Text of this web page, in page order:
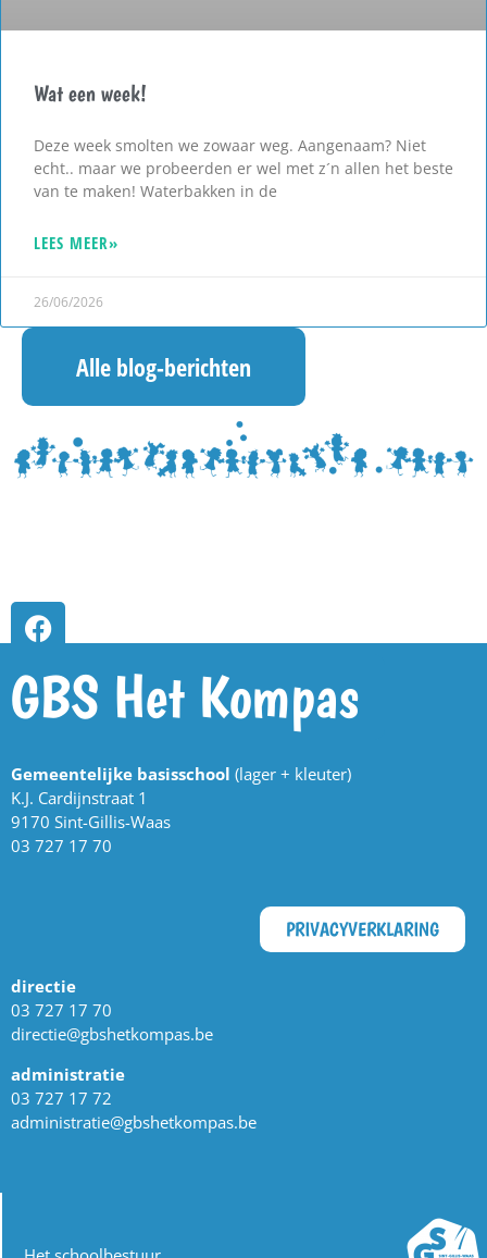
Wat een week!
Deze week smolten we zowaar weg. Aangenaam? Niet
echt.. maar we probeerden er wel met z´n allen het beste
van te maken! Waterbakken in de
LEES MEER»
26/06/2026
Alle blog-berichten
GBS Het Kompas
Gemeentelijke basisschool (lager + kleuter)
K.J. Cardijnstraat 1
9170 Sint-Gillis-Waas
03 727 17 70
PRIVACYVERKLARING
directie
03 727 17 70
directie@gbshetkompas.be
administratie
03 727 17 72
administratie@gbshetkompas.be